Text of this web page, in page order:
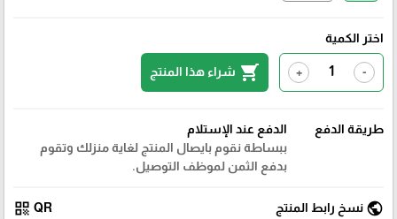
اختر الكمية
-
+
shopping_cart شراء هذا المنتج
طريقة الدفع
الدفع عند الإستلام
ببساطة نقوم بايصال المنتج لغاية منزلك وتقوم
بدفع الثمن لموظف التوصيل.
public نسخ رابط المنتج QR
qr_code